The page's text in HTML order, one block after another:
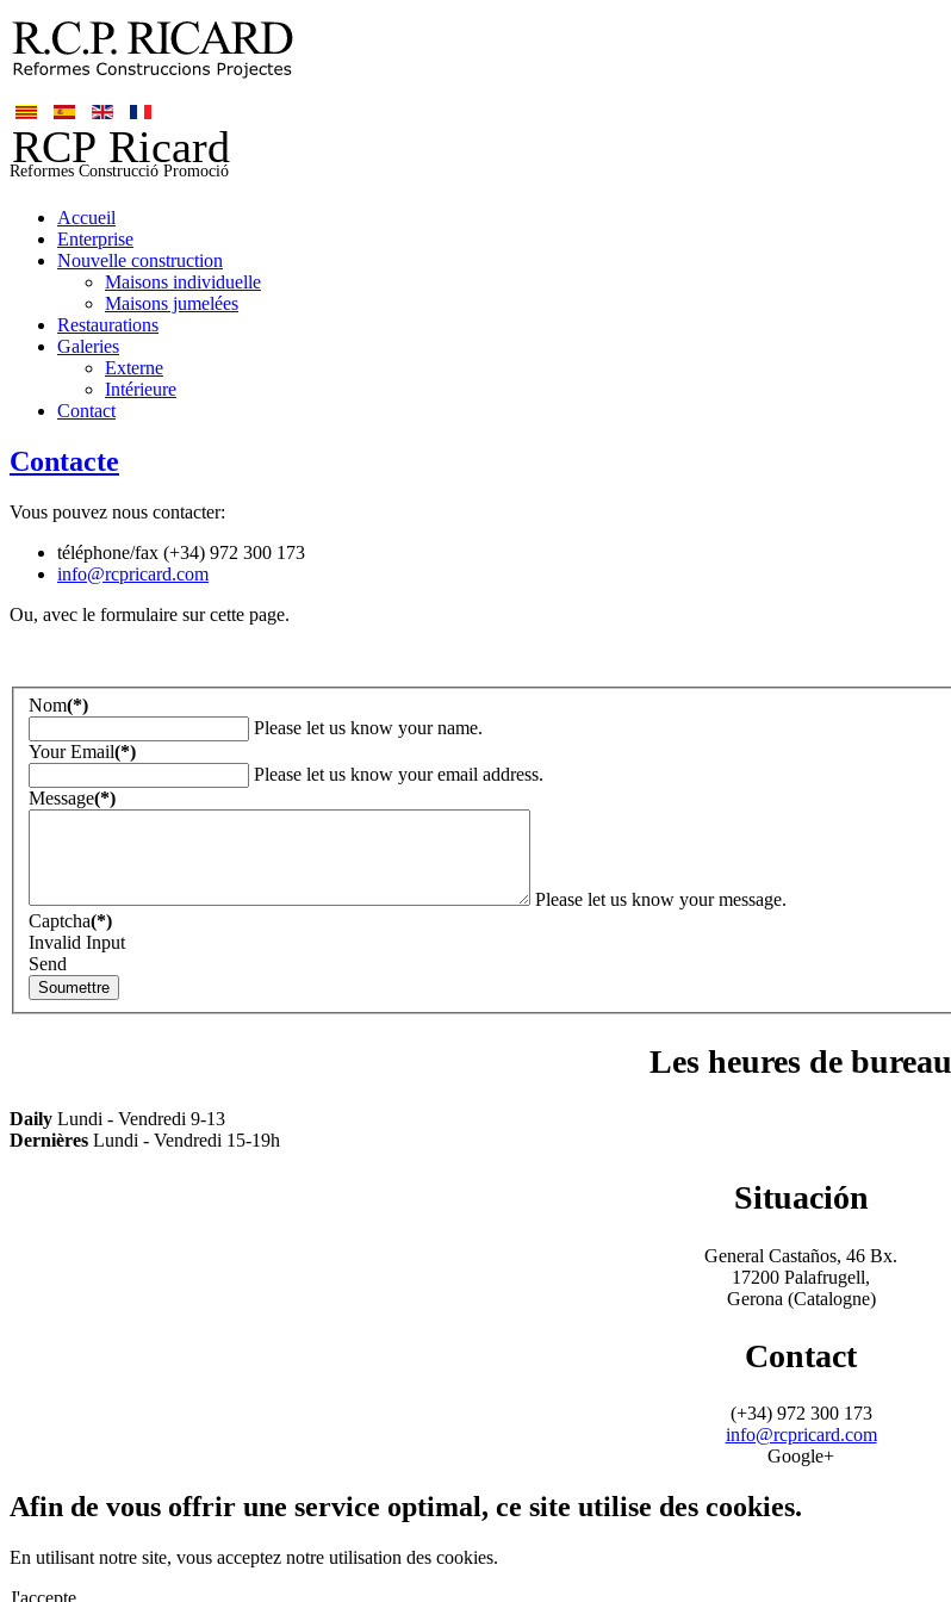
Accueil
Enterprise
Nouvelle construction
Maisons individuelle
Maisons jumelées
Restaurations
Galeries
Externe
Intérieure
Contact
Contacte
Vous pouvez nous contacter:
téléphone/fax (+34) 972 300 173
info@rcpricard.com
Ou, avec le formulaire sur cette page.
Nom(*)
Please let us know your name.
Your Email(*)
Please let us know your email address.
Message(*)
Please let us know your message.
Captcha(*)
Invalid Input
Send
Soumettre
Les heures de bureau
Daily Lundi - Vendredi 9-13
Dernières Lundi - Vendredi 15-19h
Situación
General Castaños, 46 Bx.
17200 Palafrugell,
Gerona (Catalogne)
Contact
(+34) 972 300 173
info@rcpricard.com
Google+
Afin de vous offrir une service optimal, ce site utilise des cookies.
En utilisant notre site, vous acceptez notre utilisation des cookies.
J'accepte